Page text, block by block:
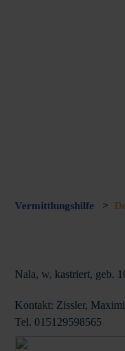
Vermittlungshilfe >
Nala, w, kastriert, geb.
Kontakt: Zissler,
Tel. 015129598565